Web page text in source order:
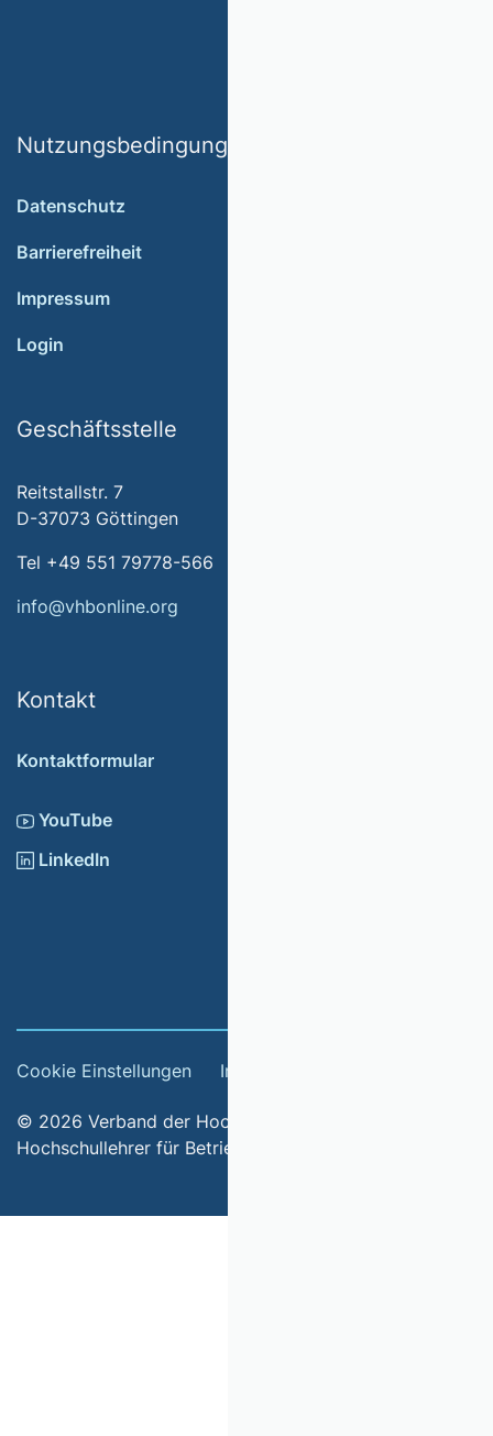
Nutzungsbedingungen
Datenschutz
Barrierefreiheit
Impressum
Login
Geschäftsstelle
Reitstallstr. 7
D-37073 Göttingen
Tel +49 551 79778-566
info@vhbonline.org
Kontakt
Kontaktformular
YouTube
LinkedIn
Cookie Einstellungen Impressum
© 2026 Verband der Hochschullehrerinnen und
Hochschullehrer für Betriebswirtschaft e.V.